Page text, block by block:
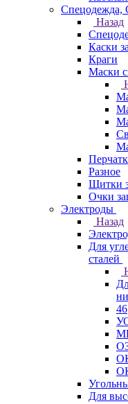
Спецодежда,
Назад
Каски
Краги
Маски
Разное
Щитки
Очки
Электроды
Назад
Для
сталей
46
Для